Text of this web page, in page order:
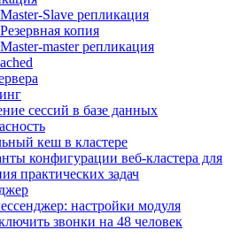
Master-Slave репликация
Резервная копия
Master-master репликация
сессий в базе данных
кеш в кластере
конфигурации веб-кластера для
практических задач
настройки модуля
звонки на 48 человек